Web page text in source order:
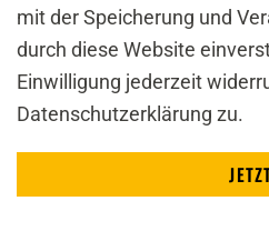
mit der Speicherung und
durch diese Website
Einwilligung jederzeit
Datenschutzerklärung zu.